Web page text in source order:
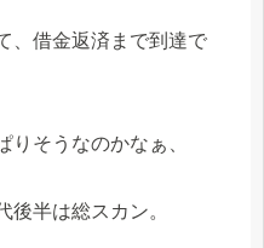
、借金返済まで到達で
りそうなのかなぁ、
後半は総スカン。